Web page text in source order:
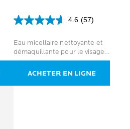
4.6 (57)
4.6
5
étoiles.
57
Eau micellaire nettoyante et
démaquillante pour le visage,
pour peaux grasses et
sensibles.
ACHETER EN LIGNE